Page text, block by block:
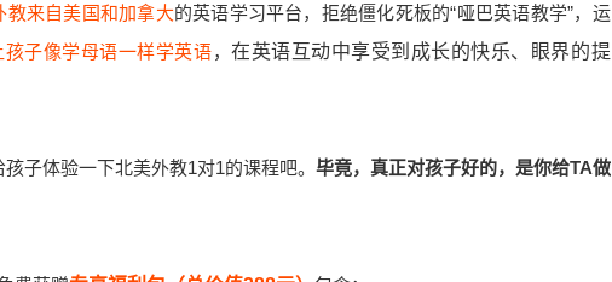
教来自美国和加拿大的英语学习平台，拒绝僵化死板的“哑巴英语教学”，运
孩子像学母语一样学英语，在英语互动中享受到成长的快乐、眼界的提
子体验一下北美外教1对1的课程吧。 毕竟，真正对孩子好的，是你给TA做